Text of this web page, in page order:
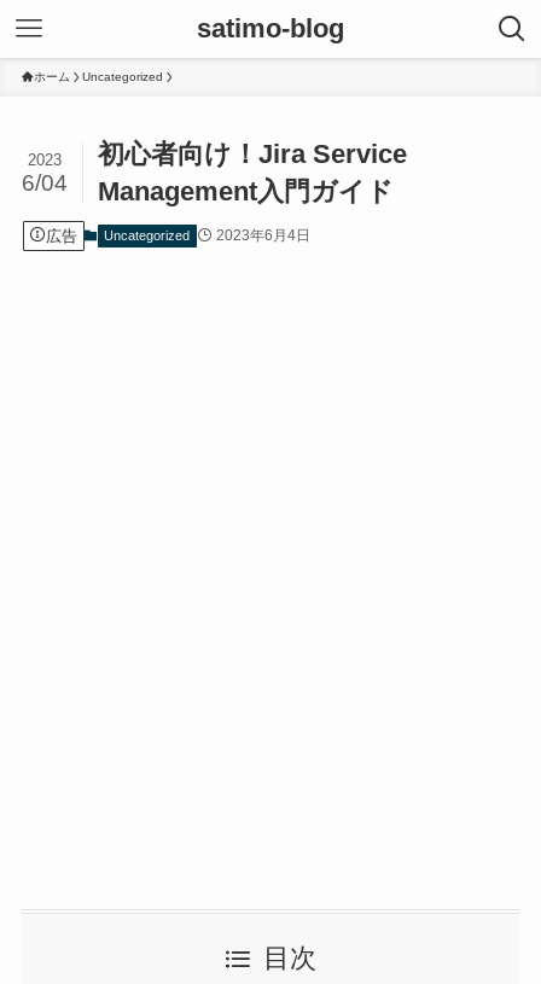
satimo-blog
ホーム Uncategorized
初心者向け！Jira Service
Management入門ガイド
2023
6/04
広告 Uncategorized 2023年6月4日
目次